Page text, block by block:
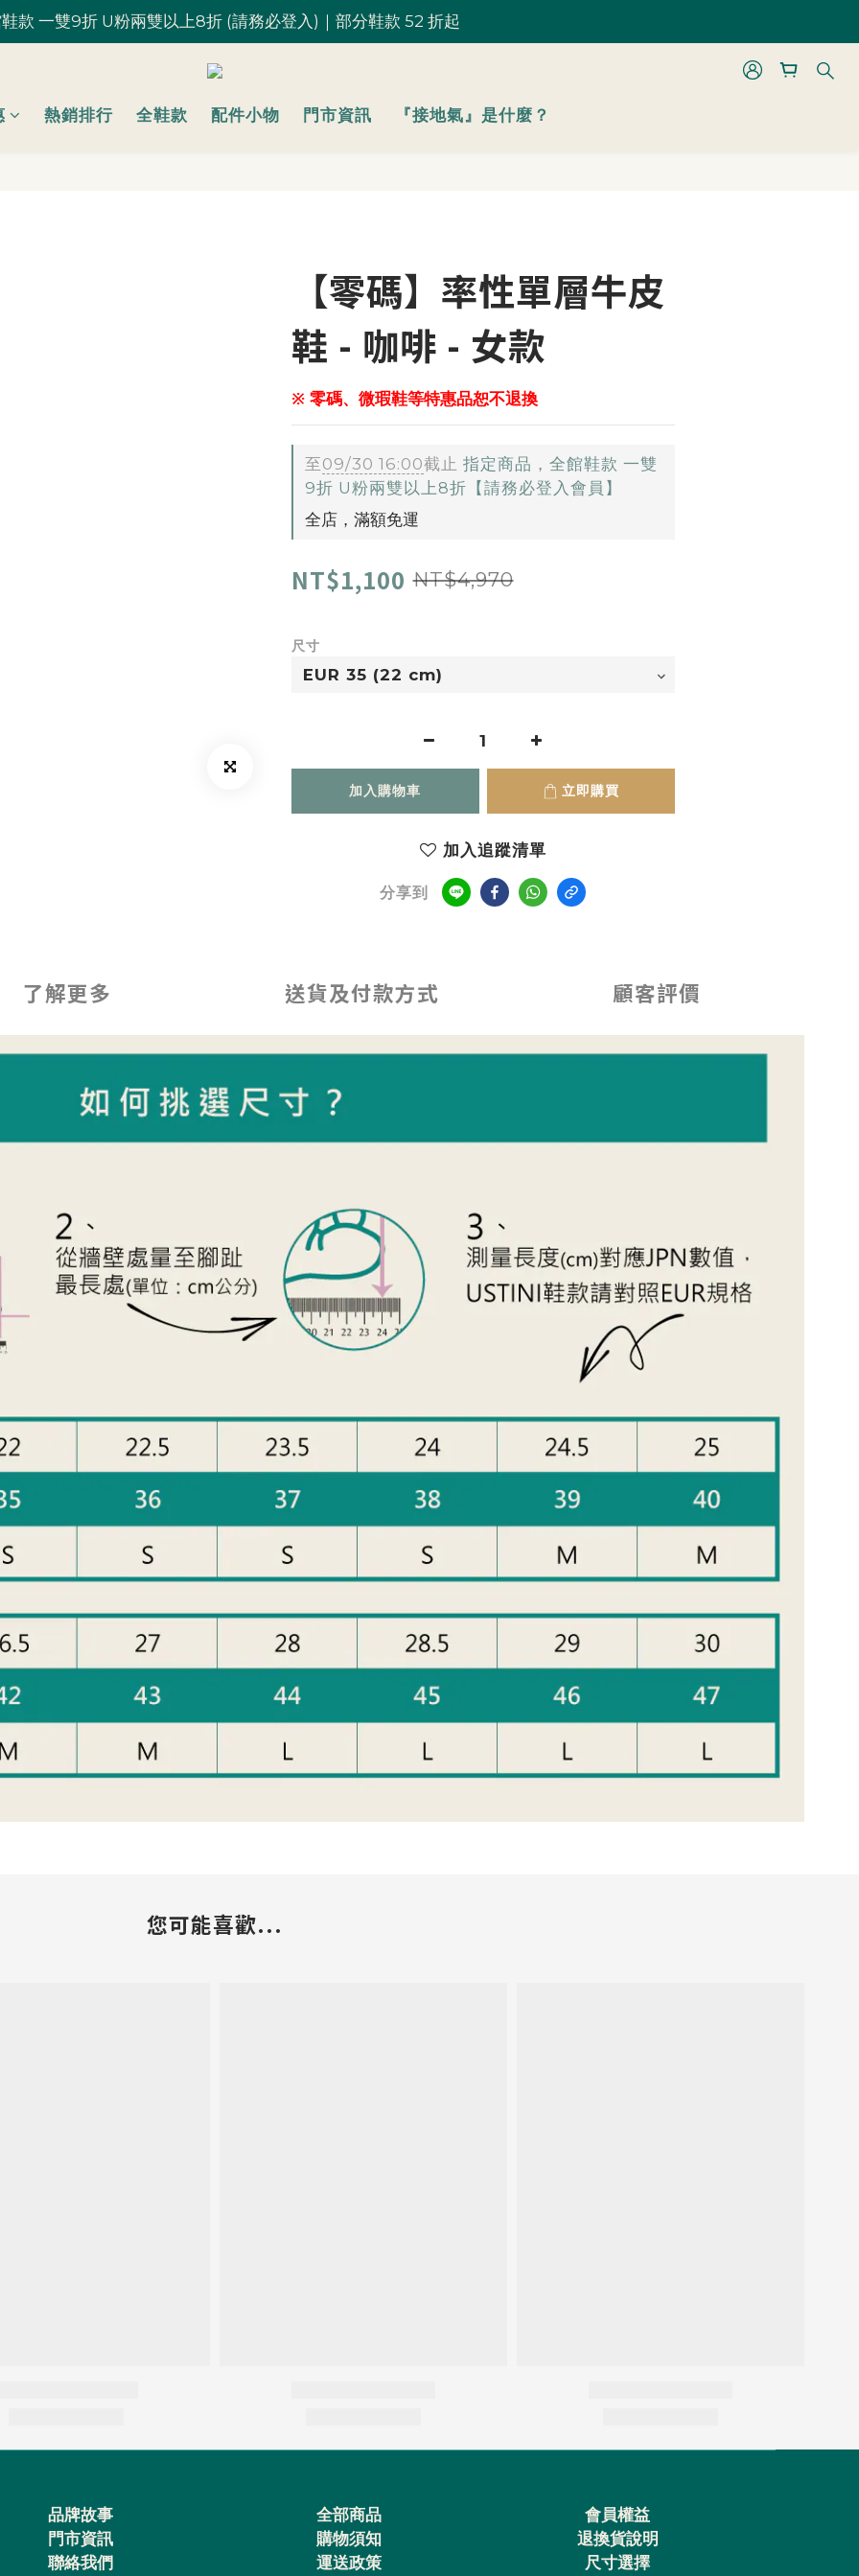
款 一雙9折 U粉兩雙以上8折 (請務必登入)｜部分鞋款 52 折起
款 一雙9折 U粉兩雙以上8折 (請務必登入)｜部分鞋款 52 折起
台灣滿 $1,700 享免運優惠
U粉就是你！加入會員 $200 購物金馬上用~
熱銷排行 全鞋款 配件小物 門市資訊 『接地氣』是什麼？
【零碼】率性單層牛皮
鞋 - 咖啡 - 女款
※ 零碼、微瑕鞋等特惠品恕不退換
至09/30 16:00截止 指定商品，全館鞋款 一雙
9折 U粉兩雙以上8折【請務必登入會員】
全店，滿額免運
NT$1,100 NT$4,970
尺寸
加入購物車 立即購買
加入追蹤清單
分享到
了解更多 送貨及付款方式 顧客評價
您可能喜歡...
品牌故事
門市資訊
聯絡我們
全部商品
購物須知
運送政策
會員權益
退換貨說明
尺寸選擇